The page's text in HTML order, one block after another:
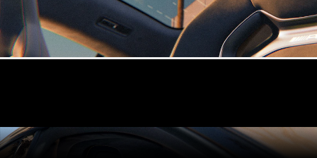
Konfigurator
Mercedes-
Benz Online
Showroom